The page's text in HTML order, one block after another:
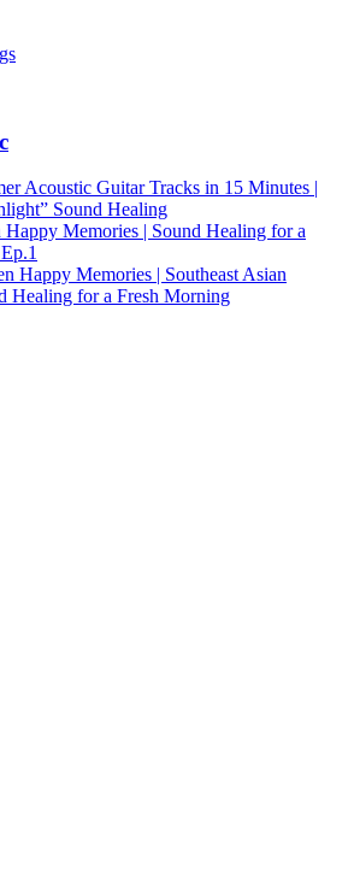
Acoustic Guitar Tracks in 15 Minutes |
Sound Healing
Happy Memories | Sound Healing for a
Happy Memories | Southeast Asian
Healing for a Fresh Morning